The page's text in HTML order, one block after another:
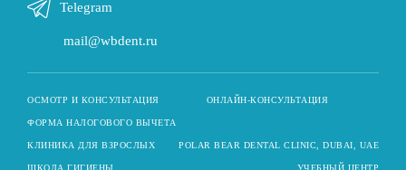
Telegram
mail@wbdent.ru
ОСМОТР И КОНСУЛЬТАЦИЯ ОНЛАЙН-КОНСУЛЬТАЦИЯ
ФОРМА НАЛОГОВОГО ВЫЧЕТА
КЛИНИКА ДЛЯ ВЗРОСЛЫХ POLAR BEAR DENTAL CLINIC, DUBAI, UAE
ШКОЛА ГИГИЕНЫ УЧЕБНЫЙ ЦЕНТР